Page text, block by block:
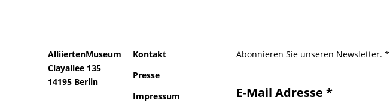
AlliiertenMuseum
Clayallee 135
14195 Berlin
Kontakt
Presse
Impressum
Abonnieren Sie unseren Newsletter.
E-Mail Adresse